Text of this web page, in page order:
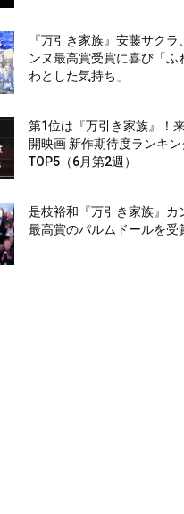
『万引き家族』安藤サクラ
ンヌ最高賞受賞に喜び「ふ
わとした気持ち」
第1位は『万引き家族』！
開映画 新作期待度ランキン
TOP5（6月第2週）
是枝裕和『万引き家族』カ
最高賞のパルムドールを受